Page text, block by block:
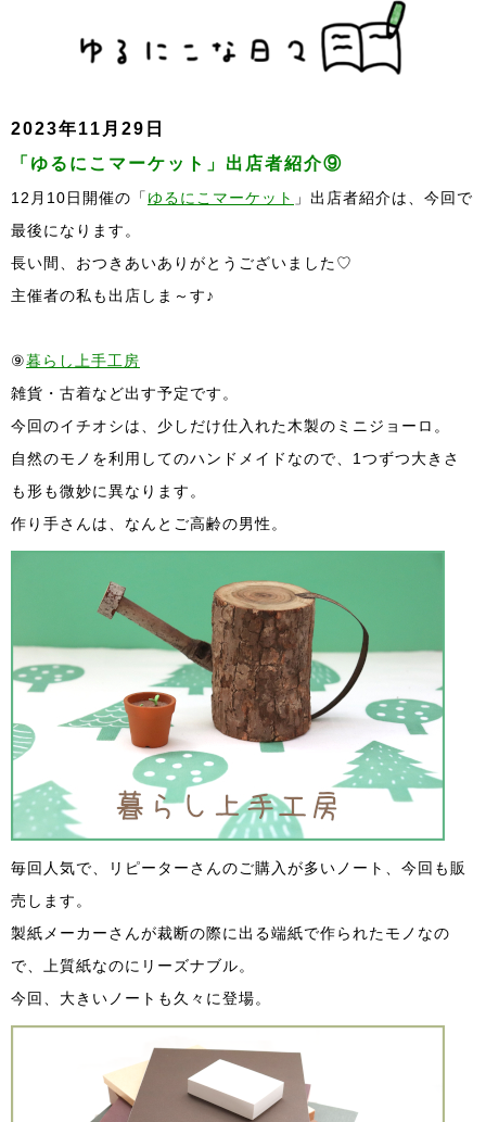
2023年11月29日
「ゆるにこマーケット」出店者紹介⑨
12月10日開催の「 ゆるにこマーケット 」出店者紹介は、今回で
最後になります。
長い間、おつきあいありがとうございました♡
主催者の私も出店しま～す♪
⑨暮らし上手工房
雑貨・古着など出す予定です。
今回のイチオシは、少しだけ仕入れた木製のミニジョーロ。
自然のモノを利用してのハンドメイドなので、1つずつ大きさ
も形も微妙に異なります。
作り手さんは、なんとご高齢の男性。
毎回人気で、リピーターさんのご購入が多いノート、今回も販
売します。
製紙メーカーさんが裁断の際に出る端紙で作られたモノなの
で、上質紙なのにリーズナブル。
今回、大きいノートも久々に登場。